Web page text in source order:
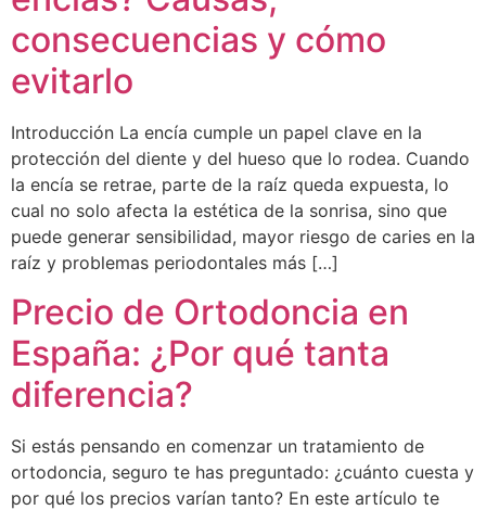
consecuencias y cómo
evitarlo
Introducción La encía cumple un papel clave en la
protección del diente y del hueso que lo rodea. Cuando
la encía se retrae, parte de la raíz queda expuesta, lo
cual no solo afecta la estética de la sonrisa, sino que
puede generar sensibilidad, mayor riesgo de caries en la
raíz y problemas periodontales más […]
Precio de Ortodoncia en
España: ¿Por qué tanta
diferencia?
Si estás pensando en comenzar un tratamiento de
ortodoncia, seguro te has preguntado: ¿cuánto cuesta y
por qué los precios varían tanto? En este artículo te